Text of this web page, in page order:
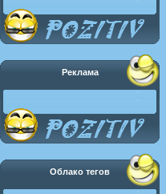
Реклама
Облако тегов